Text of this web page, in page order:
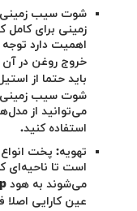
شوت سیب
زمینی برای کامل
اهمیت دارد
خروج روغن در
باید حتما از
می‌توانید از
استفاده کنید.
تهویه: پخت انواع
است تا ناحیه‌ای
می‌شوند به هود
عین کارایی اصلا